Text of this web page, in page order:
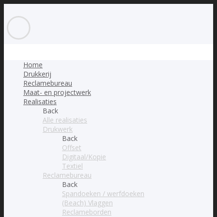
Home
Drukkerij
Reclamebureau
Maat- en projectwerk
Realisaties
Back
Alle realisaties
Drukwerk
Back
Offset
Digitaal/Kopie
Textiel
Reclamebureau
Back
Spandoeken / werfdoeken
(Beach) Vlaggen
Reclameborden